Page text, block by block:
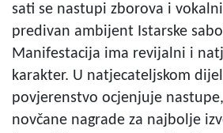
sati se nastupi zborova i
predivan ambijent Istarske
Manifestacija ima revijalni i
karakter. U natjecateljskom
povjerenstvo ocjenjuje
novčane nagrade za najbolje